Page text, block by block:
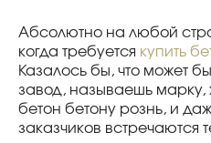
Абсолютно на любой
когда требуется купить
Казалось бы, что может
завод, называешь
бетон бетону рознь, и
заказчиков встречаются